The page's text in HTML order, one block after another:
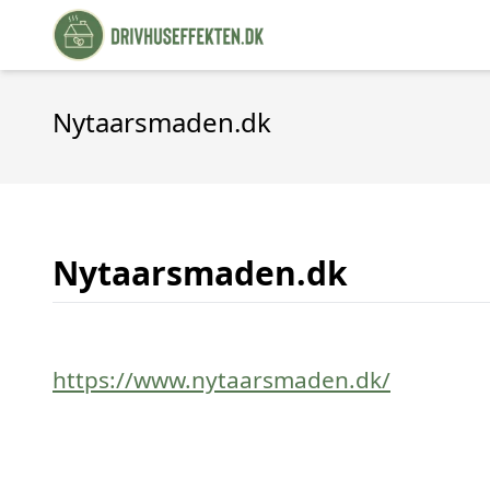
Nytaarsmaden.dk
Nytaarsmaden.dk
https://www.nytaarsmaden.dk/